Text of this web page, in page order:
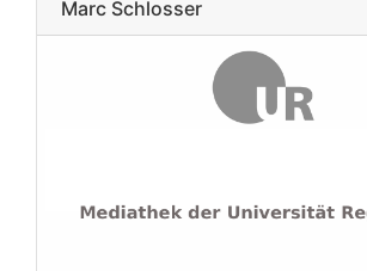
Marc Schlosser